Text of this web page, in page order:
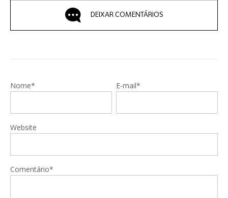
DEIXAR COMENTÁRIOS
Nome* E-mail*
Website
Comentário*